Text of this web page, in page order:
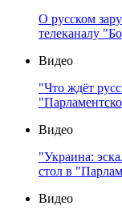
О русском
телеканалу
Видео
"Что ждёт
Видео
"Украина:
стол в
Видео